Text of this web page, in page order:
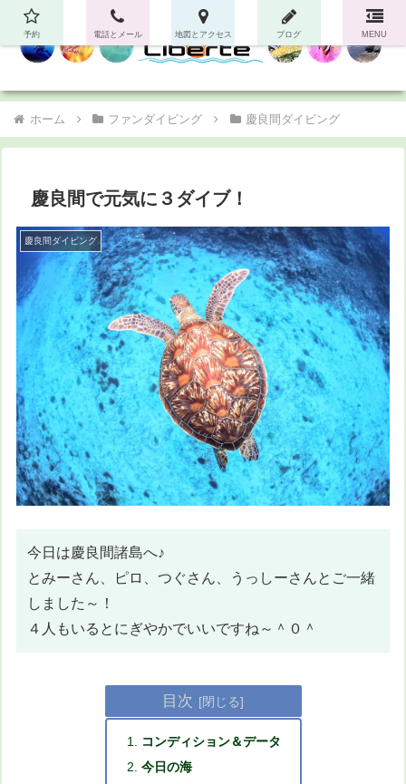
ホーム ファンダイビング 慶良間ダイビング
慶良間で元気に３ダイブ！
慶良間ダイビング
今日は慶良間諸島へ♪
とみーさん、ピロ、つぐさん、うっしーさんとご一緒
しました～！
４人もいるとにぎやかでいいですね～＾０＾
目次
コンディション＆データ
今日の海
予約 電話とメール 地図とアクセス ブログ MENU